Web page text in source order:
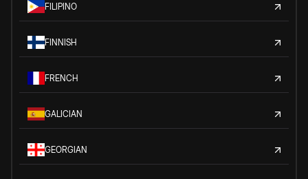
FILIPINO
FINNISH
FRENCH
GALICIAN
GEORGIAN